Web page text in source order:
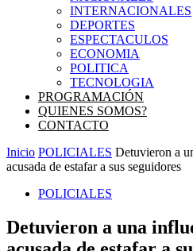
INTERNACIONALES
DEPORTES
ESPECTACULOS
ECONOMIA
POLITICA
TECNOLOGIA
PROGRAMACIÓN
QUIENES SOMOS?
CONTACTO
Inicio POLICIALES Detuvieron a
acusada de estafar a sus seguidores
POLICIALES
Detuvieron a una